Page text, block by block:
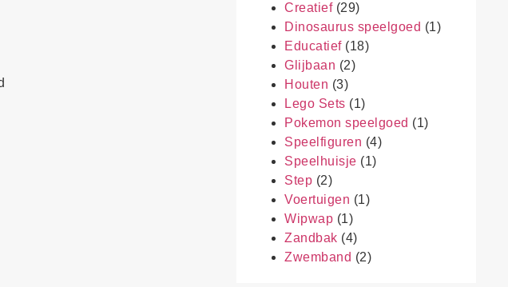
Creatief(29)
Dinosaurus speelgoed (1)
Educatief(18)
Glijbaan (2)
Houten (3)
Lego Sets (1)
Pokemon speelgoed (1)
Speelfiguren (4)
Speelhuisje (1)
Step (2)
Voertuigen (1)
Wipwap (1)
Zandbak (4)
Zwemband (2)